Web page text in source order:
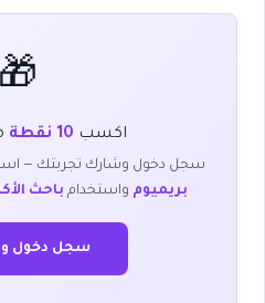
🎁
اكسب 10 نقطة
سجل دخول وشارك تجربتك —
بريميوم واستخدام باحث
سجل دخول